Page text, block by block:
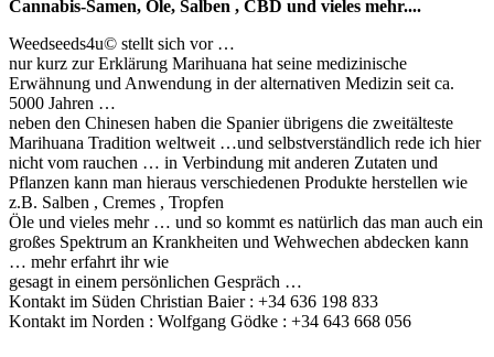
Cannabis-Samen, Öle, Salben , CBD und vieles mehr....
Weedseeds4u© stellt sich vor …
nur kurz zur Erklärung Marihuana hat seine medizinische
Erwähnung und Anwendung in der alternativen Medizin seit ca.
5000 Jahren …
neben den Chinesen haben die Spanier übrigens die zweitälteste
Marihuana Tradition weltweit …und selbstverständlich rede ich hier
nicht vom rauchen … in Verbindung mit anderen Zutaten und
Pflanzen kann man hieraus verschiedenen Produkte herstellen wie
z.B. Salben , Cremes , Tropfen
Öle und vieles mehr … und so kommt es natürlich das man auch ein
großes Spektrum an Krankheiten und Wehwechen abdecken kann
… mehr erfahrt ihr wie
gesagt in einem persönlichen Gespräch …
Kontakt im Süden Christian Baier : +34 636 198 833
Kontakt im Norden : Wolfgang Gödke : +34 643 668 056